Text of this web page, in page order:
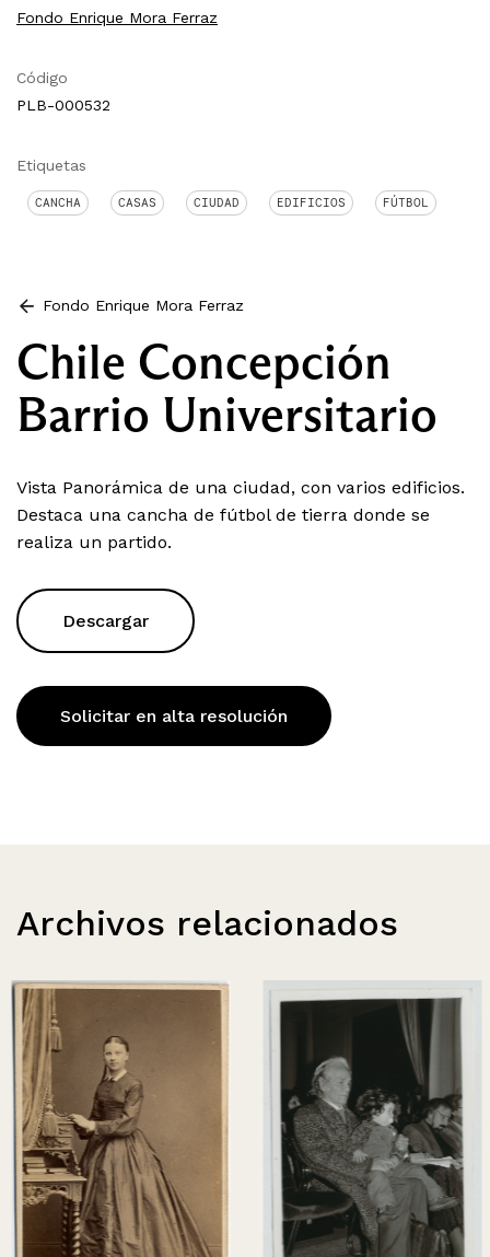
Fondo Enrique Mora Ferraz
Código
PLB-000532
Etiquetas
CANCHA CASAS CIUDAD EDIFICIOS FÚTBOL
Fondo Enrique Mora Ferraz
Chile Concepción
Barrio Universitario
Vista Panorámica de una ciudad, con varios edificios.
Destaca una cancha de fútbol de tierra donde se
realiza un partido.
Descargar
Solicitar en alta resolución
Archivos relacionados